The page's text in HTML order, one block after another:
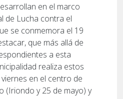
en el marco
de Lucha contra el
se conmemora el 19
que más allá de
a esta
realiza estos
en el centro de
(Iriondo y 25 de mayo) y